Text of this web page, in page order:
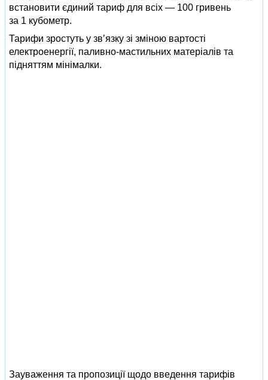
встановити єдиний тариф для всіх — 100 гривень
за 1 кубометр.
Тарифи зростуть у зв’язку зі зміною вартості
електроенергії, паливно-мастильних матеріалів та
підняттям мінімалки.
Зауваження та пропозиції щодо введення тарифів